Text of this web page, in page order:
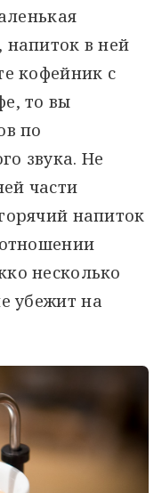
напиток в ней
кофейник с
то вы
по
звука. Не
части
напиток
несколько
убежит на